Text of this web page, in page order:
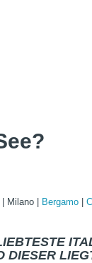
Milano Bergamo
DIESER